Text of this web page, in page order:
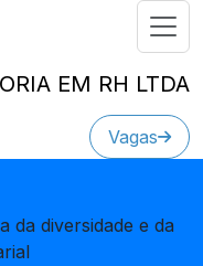
Vagas
da diversidade e da